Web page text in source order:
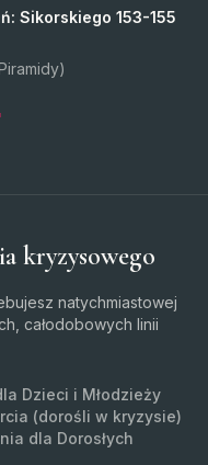
Sikorskiego 153-155
kryzysowego
natychmiastowej
całodobowych linii
Dzieci i Młodzieży
(dorośli w kryzysie)
dla Dorosłych